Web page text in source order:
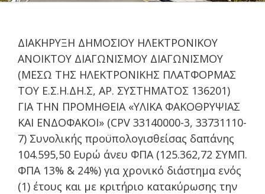
ΔΙΑΚΗΡΥΞΗ ΔΗΜΟΣΙΟΥ ΗΛΕΚΤΡΟΝΙΚΟΥ
ΑΝΟΙΚΤΟΥ ΔΙΑΓΩΝΙΣΜΟΥ ΔΙΑΓΩΝΙΣΜΟΥ
(ΜΕΣΩ ΤΗΣ ΗΛΕΚΤΡΟΝΙΚΗΣ ΠΛΑΤΦΟΡΜΑΣ
ΤΟΥ Ε.Σ.Η.ΔΗ.Σ, ΑΡ. ΣΥΣΤΗΜΑΤΟΣ 136201)
ΓΙΑ ΤΗΝ ΠΡΟΜΗΘΕΙΑ «ΥΛΙΚΑ ΦΑΚΟΘΡΥΨΙΑΣ
ΚΑΙ ΕΝΔΟΦΑΚΟΙ» (CPV 33140000-3, 33731110-
7) Συνολικής προϋπολογισθείσας δαπάνης
104.595,50 Ευρώ άνευ ΦΠΑ (125.362,72 ΣΥΜΠ.
ΦΠΑ 13% & 24%) για χρονικό διάστημα ενός
(1) έτους και με κριτήριο κατακύρωσης την